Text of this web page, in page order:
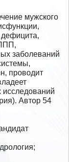
мужского
дефицита,
заболеваний
проводит
исследований
Автор 54